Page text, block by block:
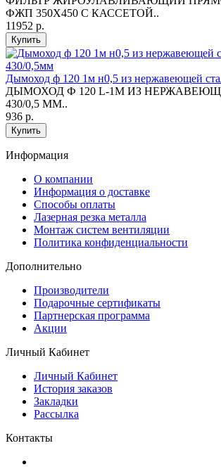
ФЖП 350Х450 С КАССЕТОЙ..
11952 р.
Купить
Дымоход ф 120 1м н0,5 из нержавеющей
ДЫМОХОД Ф 120 L-1М ИЗ
430/0,5 ММ..
936 р.
Купить
Информация
O компании
Информация о доставке
Способы оплаты
Лазерная резка металла
Монтаж систем вентиляции
Политика конфиденциальности
Дополнительно
Производители
Подарочные сертификаты
Партнерская программа
Акции
Личный Кабинет
Личный Кабинет
История заказов
Закладки
Рассылка
Контакты